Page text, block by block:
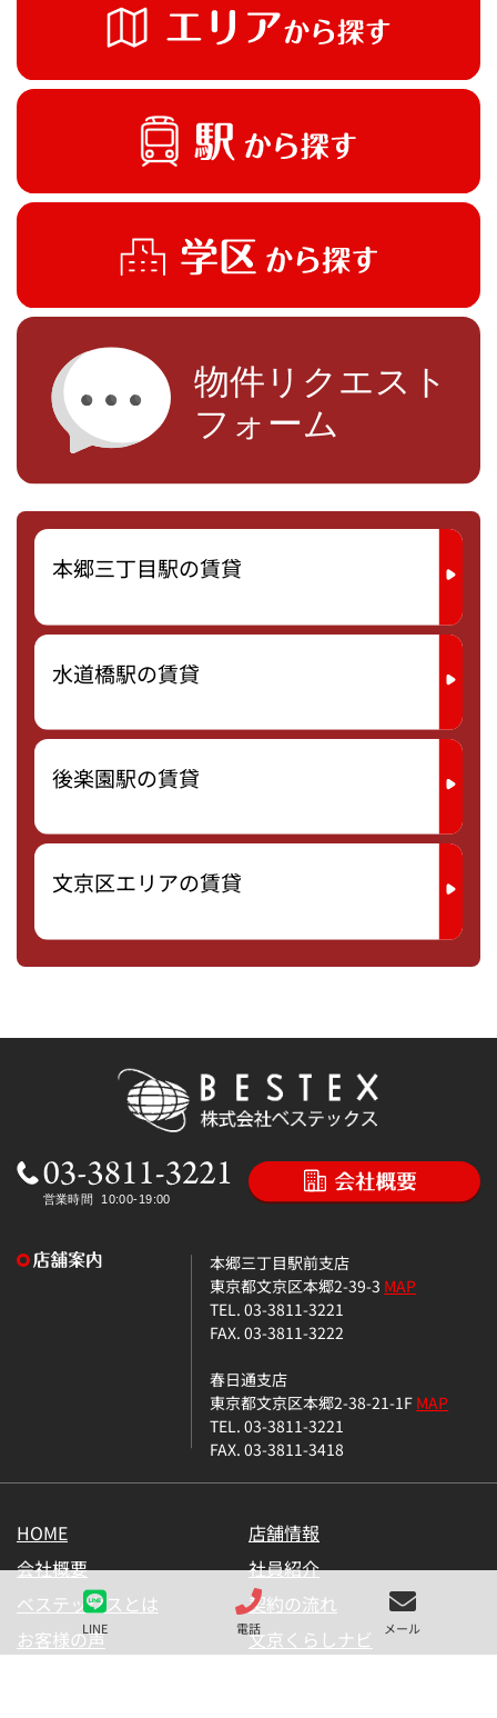
LINE 電話 メール
本郷三丁目駅の賃貸
水道橋駅の賃貸
後楽園駅の賃貸
文京区エリアの賃貸
本郷三丁目駅前支店
東京都文京区本郷2-39-3 MAP
TEL. 03-3811-3221
FAX. 03-3811-3222
春日通支店
東京都文京区本郷2-38-21-1FMAP
TEL. 03-3811-3221
FAX. 03-3811-3418
HOME
店舗情報
会社概要
社員紹介
ベステックスとは
契約の流れ
お客様の声
文京くらしナビ